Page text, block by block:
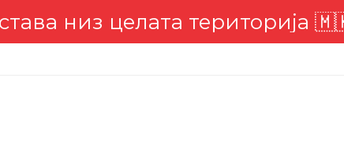
низ целата територија 🇲🇰